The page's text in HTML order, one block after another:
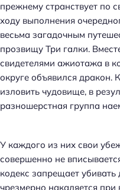
прежнему странствует по
ходу выполнения
весьма загадочным
прозвищу Три галки.
свидетелями ажиотажа в
округе объявился дракон.
изловить чудовище, в
разношерстная группа
У каждого из них свои
совершенно не
кодекс запрещает
чрезмерно накаляется